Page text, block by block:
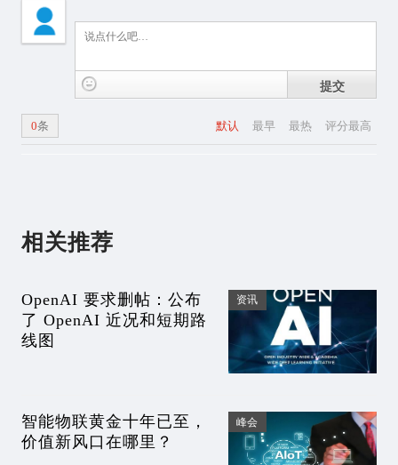
提交
默认 最早 最热 评分最高
0条
相关推荐
OpenAI 要求删帖：公布
了 OpenAI 近况和短期路
线图
资讯
智能物联黄金十年已至，
价值新风口在哪里？
峰会